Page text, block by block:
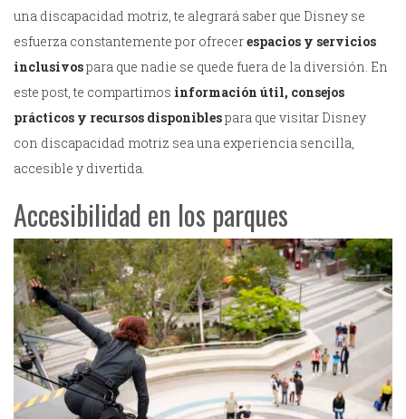
una discapacidad motriz, te alegrará saber que Disney se
esfuerza constantemente por ofrecerespacios y servicios
inclusivospara que nadie se quede fuera de la diversión. En
este post, te compartimos información útil, consejos
prácticos y recursos disponiblespara que visitar Disney
con discapacidad motriz sea una experiencia sencilla,
accesible y divertida.
Accesibilidad en los parques